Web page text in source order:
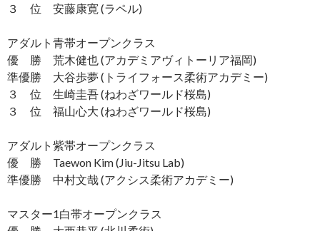
３ 位 安藤康寛 (ラペル)
アダルト青帯オープンクラス
優 勝 荒木健也 (アカデミアヴィトーリア福岡)
準優勝 大谷歩夢 (トライフォース柔術アカデミー)
３ 位 生崎圭吾 (ねわざワールド桜島)
３ 位 福山心大 (ねわざワールド桜島)
アダルト紫帯オープンクラス
優 勝 Taewon Kim (Jiu-Jitsu Lab)
準優勝 中村文哉 (アクシス柔術アカデミー)
マスター1白帯オープンクラス